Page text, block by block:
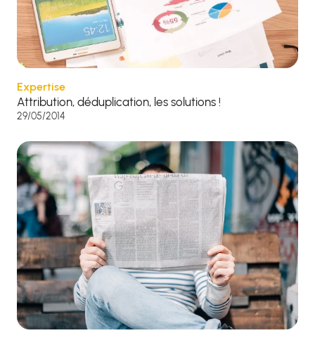
Expertise
Attribution, déduplication, les solutions !
29/05/2014